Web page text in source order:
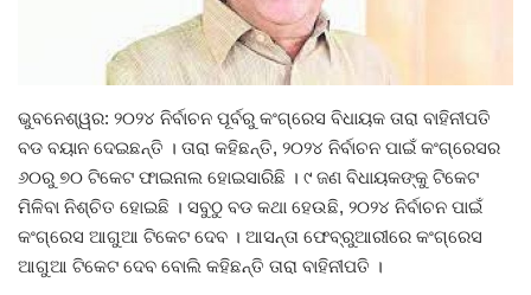
ରାଜ୍ୟ ଖବର
ଜାତୀୟ ଖବର
ବିଶେଷ ଖବର
ସ୍ୱାସ୍ଥ୍ୟ ହିଁ ସମ୍ପଦ
ଭୁବନେଶ୍ୱର: ୨୦୨୪ ନିର୍ବାଚନ ପୂର୍ବରୁ କଂଗ୍ରେସ ବିଧାୟକ ତାରା ବାହିନୀପତି
ବଡ ବୟାନ ଦେଇଛନ୍ତି । ତାରା କହିଛନ୍ତି, ୨୦୨୪ ନିର୍ବାଚନ ପାଇଁ କଂଗ୍ରେସର
୬୦ରୁ ୭୦ ଟିକେଟ ଫାଇନାଲ ହୋଇସାରିଛି । ୯ ଜଣ ବିଧାୟକଙ୍କୁ ଟିକେଟ
ମିଳିବା ନିଶ୍ଚିତ ହୋଇଛି । ସବୁଠୁ ବଡ କଥା ହେଉଛି, ୨୦୨୪ ନିର୍ବାଚନ ପାଇଁ
କଂଗ୍ରେସ ଆଗୁଆ ଟିକେଟ ଦେବ । ଆସନ୍ତା ଫେବ୍ରୁଆରୀରେ କଂଗ୍ରେସ
ଆଗୁଆ ଟିକେଟ ଦେବ ବୋଲି କହିଛନ୍ତି ତାରା ବାହିନୀପତି ।